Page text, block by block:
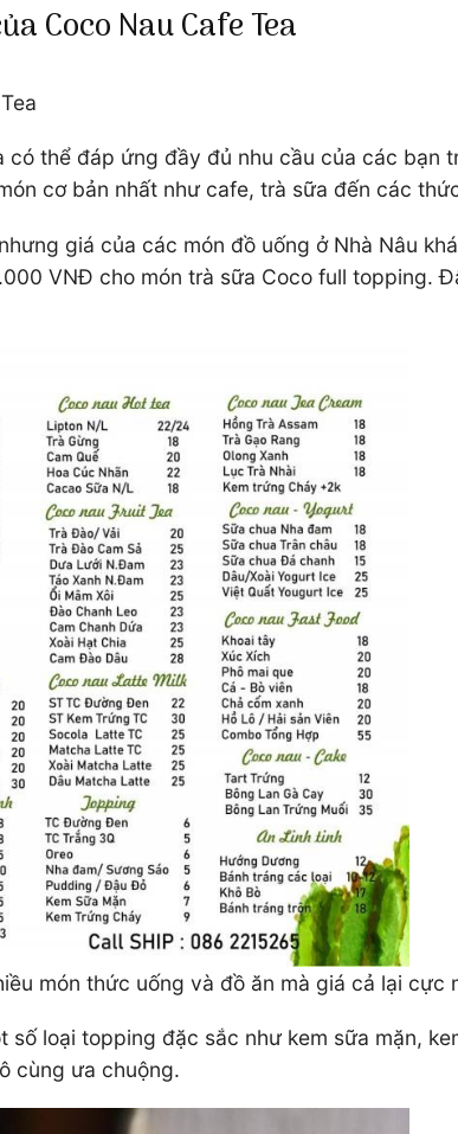
Coco Nau Cafe Tea
có thể đáp ứng đầy đủ nhu cầu của các
cơ bản nhất như cafe, trà sữa đến các
giá của các món đồ uống ở Nhà Nâu
VNĐ cho món trà sữa Coco full topping.
món thức uống và đồ ăn mà giá cả lại cực
số loại topping đặc sắc như kem sữa mặn,
cùng ưa chuộng.